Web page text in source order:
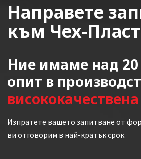
Направете
към Чех-Пласт
Ние имаме над 20
опит в
Изпратете вашето запитване от
ви отговорим в най-кратък срок.